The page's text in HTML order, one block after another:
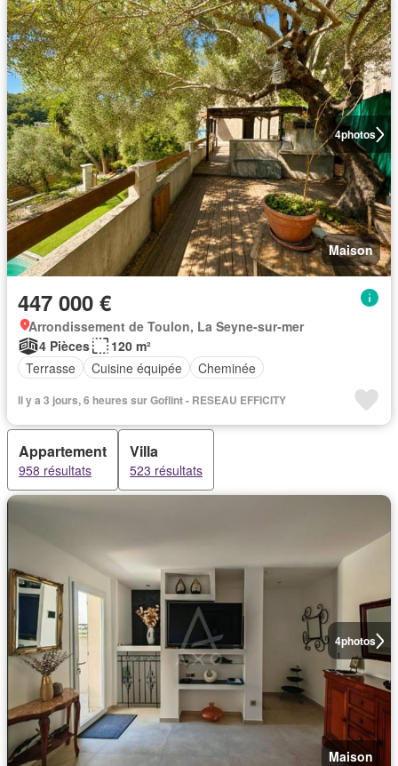
4photos
Maison
447 000 €
Arrondissement de Toulon, La Seyne-sur-mer
4 Pièces
120 m²
Terrasse
Cuisine équipée Cheminée
Il y a 3 jours, 6 heures sur Goflint - RESEAU EFFICITY
Appartement
958 résultats
Villa
523 résultats
4photos
Maison